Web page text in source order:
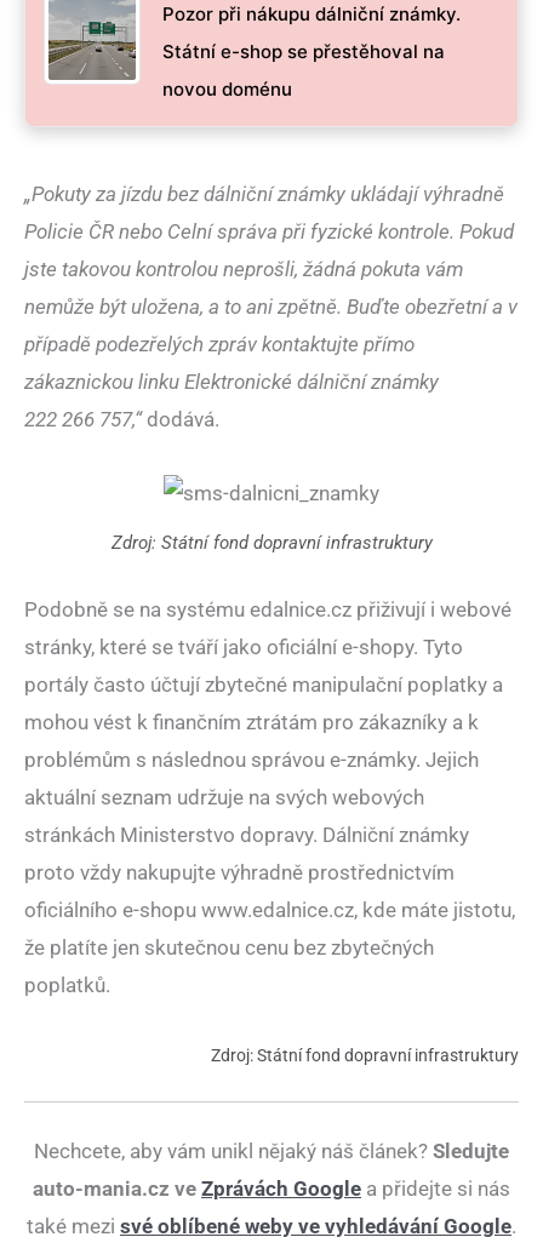
Pozor při nákupu dálniční známky.
Státní e-shop se přestěhoval na
novou doménu
„Pokuty za jízdu bez dálniční známky ukládají výhradně
Policie ČR nebo Celní správa při fyzické kontrole. Pokud
jste takovou kontrolou neprošli, žádná pokuta vám
nemůže být uložena, a to ani zpětně. Buďte obezřetní a v
případě podezřelých zpráv kontaktujte přímo
zákaznickou linku Elektronické dálniční známky
222 266 757,“dodává.
Zdroj: Státní fond dopravní infrastruktury
Podobně se na systému edalnice.cz přiživují i webové
stránky, které se tváří jako oficiální e-shopy. Tyto
portály často účtují zbytečné manipulační poplatky a
mohou vést k finančním ztrátám pro zákazníky a k
problémům s následnou správou e-známky. Jejich
aktuální seznam udržuje na svých webových
stránkách Ministerstvo dopravy. Dálniční známky
proto vždy nakupujte výhradně prostřednictvím
oficiálního e-shopu www.edalnice.cz, kde máte jistotu,
že platíte jen skutečnou cenu bez zbytečných
poplatků.
Zdroj: Státní fond dopravní infrastruktury
Nechcete, aby vám unikl nějaký náš článek? Sledujte
auto-mania.cz ve Zprávách Google a přidejte si nás
také mezi své oblíbené weby ve vyhledávání Google.